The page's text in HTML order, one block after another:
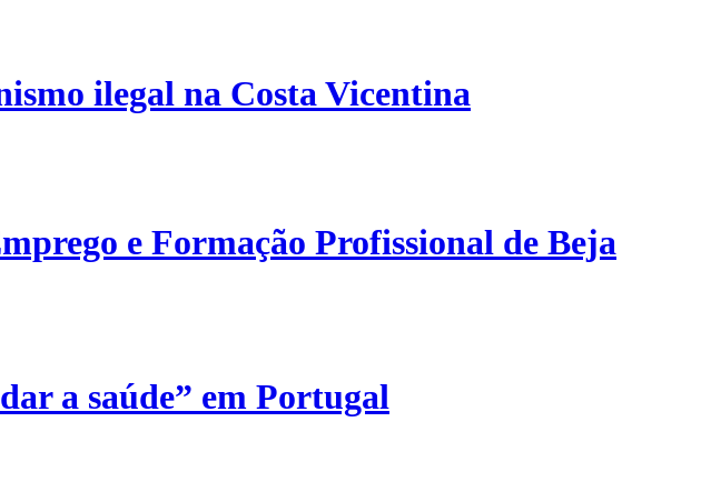
ilegal na Costa Vicentina
e Formação Profissional de Beja
a saúde” em Portugal